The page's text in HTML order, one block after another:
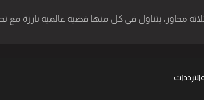
محاور، يتناول في كل منها قضية عالمية بارزة مع
الترددات